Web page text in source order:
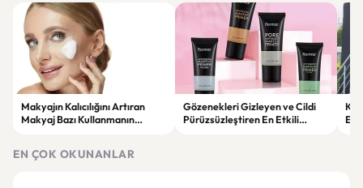
Makyajın Kalıcılığını Artıran
Makyaj Bazı Kullanmanın
Gözenekleri Gizleyen ve Cildi
Pürüzsüzleştiren En Etkili
EN ÇOK OKUNANLAR